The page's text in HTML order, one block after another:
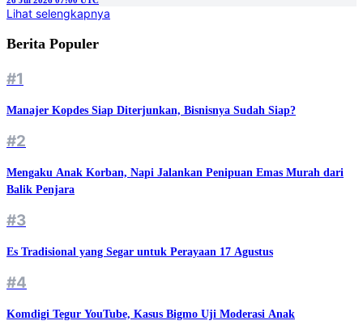
Lihat selengkapnya
Berita Populer
#1
Manajer Kopdes Siap Diterjunkan, Bisnisnya Sudah Siap?
#2
Mengaku Anak Korban, Napi Jalankan Penipuan Emas Murah dari
Balik Penjara
#3
Es Tradisional yang Segar untuk Perayaan 17 Agustus
#4
Komdigi Tegur YouTube, Kasus Bigmo Uji Moderasi Anak